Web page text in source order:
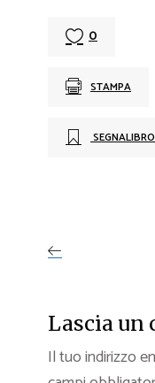
0
STAMPA
SEGNALIBRO
Lascia un
Il tuo indirizzo